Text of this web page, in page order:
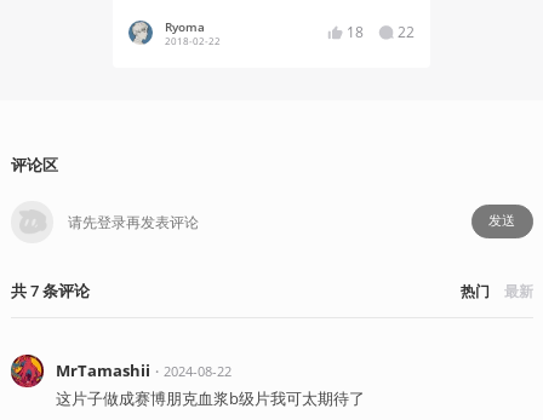
Ryoma
2018-02-22 18 22
评论区
发送
共7条评论 热门 最新
MrTamashii ・ 2024-08-22
这片子做成赛博朋克血浆b级片我可太期待了